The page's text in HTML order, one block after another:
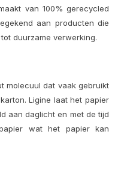
van 100% gerecycled
aan producten die
duurzame verwerking.
molecuul dat vaak gebruikt
Ligine laat het papier
aan daglicht en met de tijd
wat het papier kan